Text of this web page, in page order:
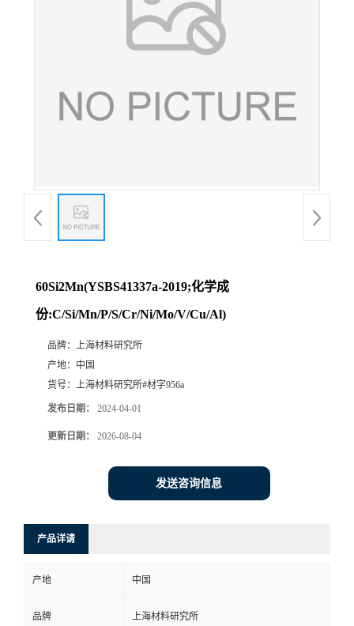
60Si2Mn(YSBS41337a-2019;化学成
份:C/Si/Mn/P/S/Cr/Ni/Mo/V/Cu/Al)
品牌： 上海材料研究所
产地： 中国
货号： 上海材料研究所#材字956a
发布日期： 2024-04-01
更新日期： 2026-08-04
发送咨询信息
产品详请
产地 中国
品牌 上海材料研究所